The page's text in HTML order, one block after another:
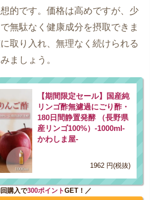
的です。価格は高めですが、少
無駄なく健康成分を摂取できま
取り入れ、無理なく続けられる
ましょう。
【期間限定セール】国産純
リンゴ酢無濾過にごり酢・
180日間静置発酵 （長野県
産リンゴ100%）-1000ml-
かわしま屋-
1962 円(税抜)
購入で300ポイントGET！／